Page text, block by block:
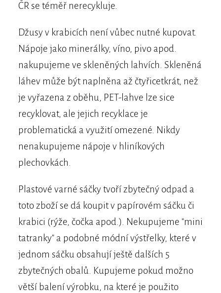
ČR se téměř nerecykluje.
Džusy v krabicích není vůbec nutné kupovat.
Nápoje jako minerálky, víno, pivo apod.
nakupujeme ve skleněných lahvích. Skleněná
láhev může být naplněna až čtyřicetkrát, než
je vyřazena z oběhu, PET-lahve lze sice
recyklovat, ale jejich recyklace je
problematická a využití omezené. Nikdy
nenakupujeme nápoje v hliníkových
plechovkách.
Plastové varné sáčky tvoří zbytečný odpad a
toto zboží se dá koupit v papírovém sáčku či
krabici (rýže, čočka apod.). Nekupujeme "mini
tatranky" a podobné módní výstřelky, které v
jednom sáčku obsahují ještě dalších 5
zbytečných obalů. Kupujeme pokud možno
větší balení výrobku, na které je použito